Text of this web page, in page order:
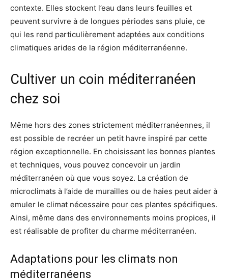
contexte. Elles stockent l’eau dans leurs feuilles et
peuvent survivre à de longues périodes sans pluie, ce
qui les rend particulièrement adaptées aux conditions
climatiques arides de la région méditerranéenne.
Cultiver un coin méditerranéen
chez soi
Même hors des zones strictement méditerranéennes, il
est possible de recréer un petit havre inspiré par cette
région exceptionnelle. En choisissant les bonnes plantes
et techniques, vous pouvez concevoir un jardin
méditerranéen où que vous soyez. La création de
microclimats à l’aide de murailles ou de haies peut aider à
emuler le climat nécessaire pour ces plantes spécifiques.
Ainsi, même dans des environnements moins propices, il
est réalisable de profiter du charme méditerranéen.
Adaptations pour les climats non
méditerranéens